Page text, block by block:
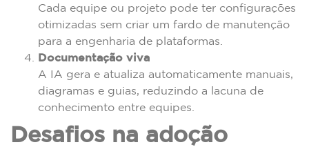
Cada equipe ou projeto pode ter configurações
otimizadas sem criar um fardo de manutenção
para a engenharia de plataformas.
Documentação viva
A IA gera e atualiza automaticamente manuais,
diagramas e guias, reduzindo a lacuna de
conhecimento entre equipes.
Desafios na adoção